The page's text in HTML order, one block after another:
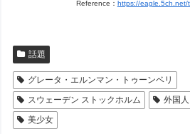
Reference： https://
話題
グレータ・エルンマン・トゥーンベリ
スウェーデン ストックホルム
外国人
美少女